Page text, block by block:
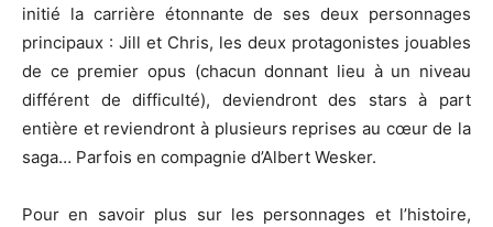
initié la carrière étonnante de ses deux personnages
principaux : Jill et Chris, les deux protagonistes jouables
de ce premier opus (chacun donnant lieu à un niveau
différent de difficulté), deviendront des stars à part
entière et reviendront à plusieurs reprises au cœur de la
saga… Parfois en compagnie d’Albert Wesker.
Pour en savoir plus sur les personnages et l’histoire,